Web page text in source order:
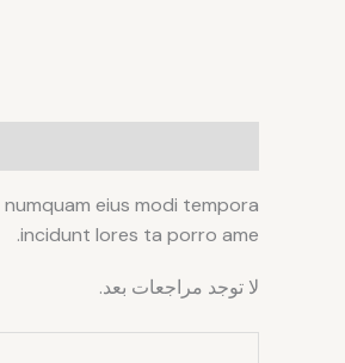
eius modi tempora
incidunt lores ta porro ame.
لا توجد مراجعات بعد.